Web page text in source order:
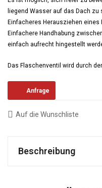
liegend Wasser auf das Dach zu
Einfacheres Herausziehen eines
Einfachere Handhabung
einfach aufrecht hingestellt
Das Flaschenventil wird durch
Anfrage
Auf die Wunschliste
Beschreibung